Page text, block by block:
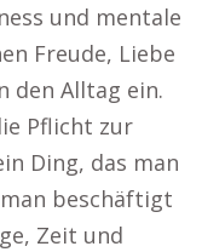
und mentale
Freude, Liebe
den Alltag ein.
Pflicht zur
Ding, das man
beschäftigt
Zeit und